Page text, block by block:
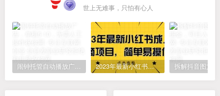
世上无难事，只怕有心人
闹钟托管自动播放广告，单机5-10，无需人工操作 2023年最新小红书成人电商项目，简单易操作【详细教程】